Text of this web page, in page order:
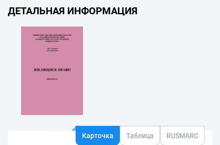
ДЕТАЛЬНАЯ ИНФОРМАЦИЯ
Карточка Таблица RUSMARC